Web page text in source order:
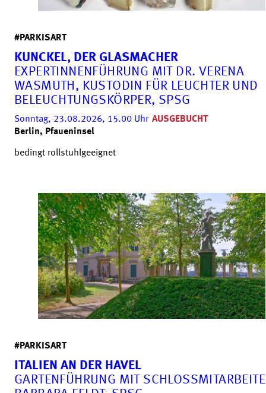
#PARKISART
KUNCKEL, DER GLAS­MACHER
EXPERTINNENFÜHRUNG MIT DR. VERENA
WASMUTH, KUSTODIN FÜR LEUCHTER UND
BELEUCHTUNGSKÖRPER, SPSG
Sonntag, 23.08.2026, 15.00 Uhr AUSGEBUCHT
Berlin, Pfaueninsel
bedingt rollstuhlgeeignet
#PARKISART
ITALIEN AN DER HAVEL
GARTENFÜHRUNG MIT